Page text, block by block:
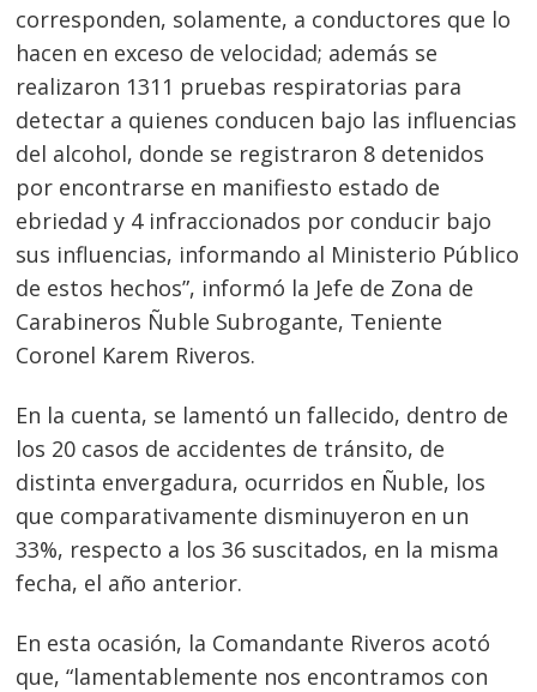
corresponden, solamente, a conductores que lo
hacen en exceso de velocidad; además se
realizaron 1311 pruebas respiratorias para
detectar a quienes conducen bajo las influencias
del alcohol, donde se registraron 8 detenidos
por encontrarse en manifiesto estado de
ebriedad y 4 infraccionados por conducir bajo
sus influencias, informando al Ministerio Público
de estos hechos”, informó la Jefe de Zona de
Carabineros Ñuble Subrogante, Teniente
Coronel Karem Riveros.
En la cuenta, se lamentó un fallecido, dentro de
los 20 casos de accidentes de tránsito, de
distinta envergadura, ocurridos en Ñuble, los
que comparativamente disminuyeron en un
33%, respecto a los 36 suscitados, en la misma
fecha, el año anterior.
En esta ocasión, la Comandante Riveros acotó
que, “lamentablemente nos encontramos con